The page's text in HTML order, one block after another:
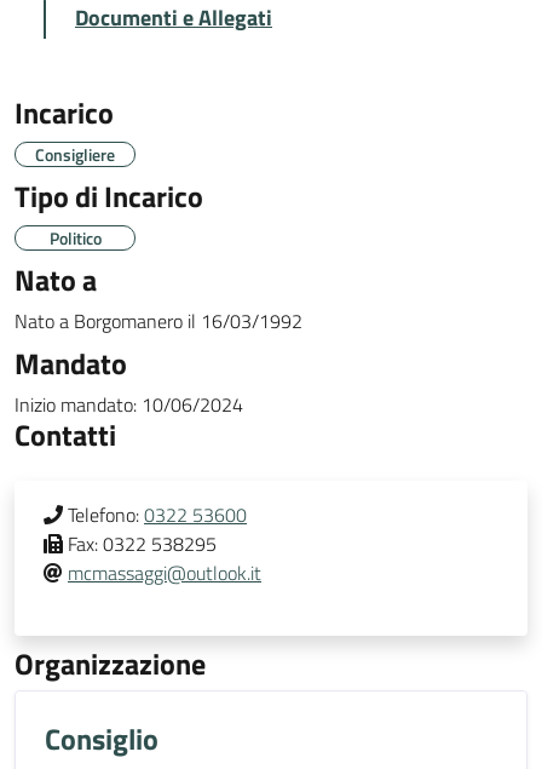
Documenti e Allegati
Incarico
Consigliere
Tipo di Incarico
Politico
Nato a
Nato a Borgomanero il 16/03/1992
Mandato
Inizio mandato: 10/06/2024
Contatti
Telefono:0322 53600
Fax:0322 538295
mcmassaggi@outlook.it
Organizzazione
Consiglio